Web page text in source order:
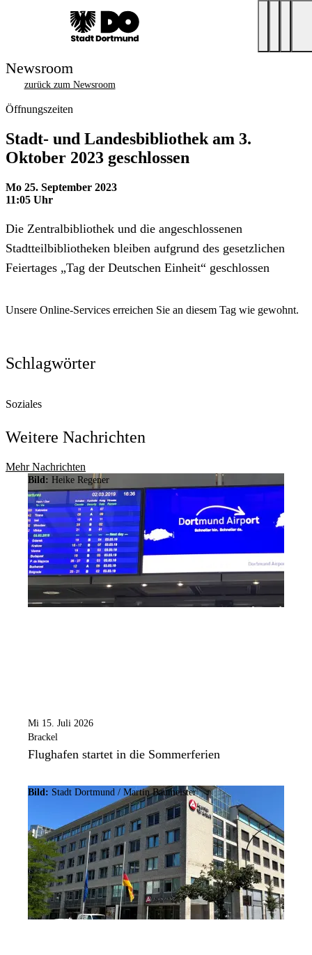
Newsroom
zurück zum Newsroom
Öffnungszeiten
Stadt- und Landesbibliothek am 3.
Oktober 2023 geschlossen
Mo 25. September 2023
11:05 Uhr
Die Zentralbibliothek und die angeschlossenen
Stadtteilbibliotheken bleiben aufgrund des gesetzlichen
Feiertages „Tag der Deutschen Einheit“ geschlossen
Unsere Online-Services erreichen Sie an diesem Tag wie gewohnt.
Schlagwörter
Soziales
Weitere Nachrichten
Mehr Nachrichten
Bild: Heike Regener
Mi 15. Juli 2026
Brackel
Flughafen startet in die Sommerferien
Bild: Stadt Dortmund / Martin Baumeister